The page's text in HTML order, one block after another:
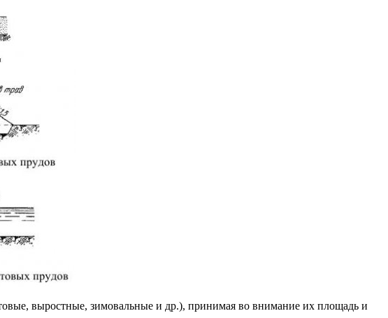
выростные, зимовальные и др.), принимая во внимание их площадь и